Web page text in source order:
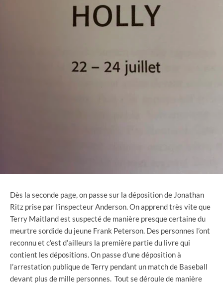
Dès la seconde page, on passe sur la déposition de Jonathan
Ritz prise par l’inspecteur Anderson. On apprend très vite que
Terry Maitland est suspecté de manière presque certaine du
meurtre sordide du jeune Frank Peterson. Des personnes l’ont
reconnu et c’est d’ailleurs la première partie du livre qui
contient les dépositions. On passe d’une déposition à
l’arrestation publique de Terry pendant un match de Baseball
devant plus de mille personnes. Tout se déroule de manière